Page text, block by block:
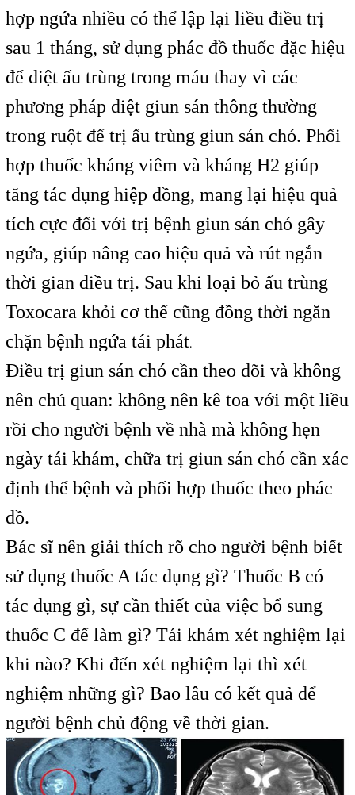
hợp ngứa nhiều có thể lập lại liều điều trị
sau 1 tháng, sử dụng phác đồ thuốc đặc hiệu
để diệt ấu trùng trong máu thay vì các
phương pháp diệt giun sán thông thường
trong ruột để trị ấu trùng giun sán chó. Phối
hợp thuốc kháng viêm và kháng H2 giúp
tăng tác dụng hiệp đồng, mang lại hiệu quả
tích cực đối với trị bệnh giun sán chó gây
ngứa, giúp nâng cao hiệu quả và rút ngắn
thời gian điều trị. Sau khi loại bỏ ấu trùng
Toxocara khỏi cơ thể cũng đồng thời ngăn
chặn bệnh ngứa tái phát.
Điều trị giun sán chó cần theo dõi và không
nên chủ quan: không nên kê toa với một liều
rồi cho người bệnh về nhà mà không hẹn
ngày tái khám, chữa trị giun sán chó cần xác
định thể bệnh và phối hợp thuốc theo phác
đồ.
Bác sĩ nên giải thích rõ cho người bệnh biết
sử dụng thuốc A tác dụng gì? Thuốc B có
tác dụng gì, sự cần thiết của việc bổ sung
thuốc C để làm gì? Tái khám xét nghiệm lại
khi nào? Khi đến xét nghiệm lại thì xét
nghiệm những gì? Bao lâu có kết quả để
người bệnh chủ động về thời gian.